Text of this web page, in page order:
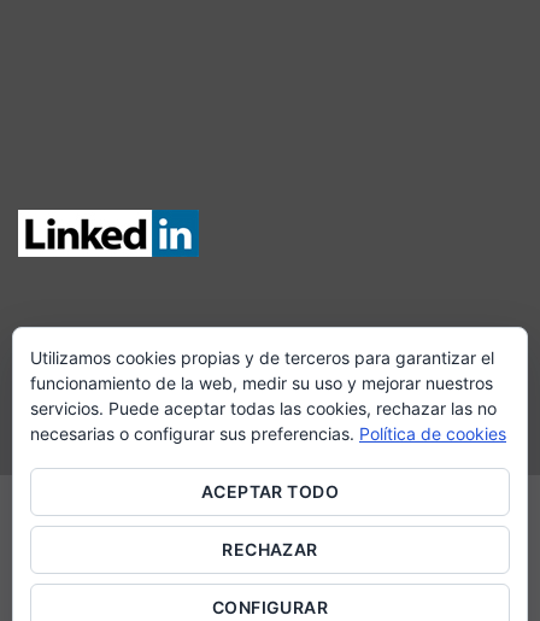
SÍGUENOS EN FACEBOOK
SOBRE NOSOTROS SERVICIOS
ARVISA CONSULTORES DE GESTIÓN, S.L.
Utilizamos cookies propias y de terceros para garantizar el
funcionamiento de la web, medir su uso y mejorar nuestros
servicios. Puede aceptar todas las cookies, rechazar las no
necesarias o configurar sus preferencias. Política de cookies
ACEPTAR TODO
RECHAZAR
CONFIGURAR